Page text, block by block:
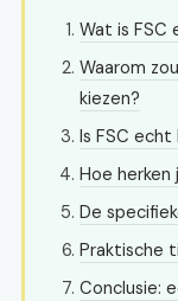
Wat is FSC
Waarom
kiezen?
Is FSC
Hoe
De
Praktische
Conclusie: